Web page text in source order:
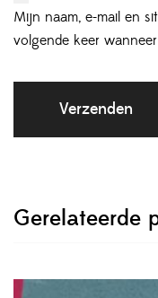
Mijn naam, e-mail en
volgende keer
Gerelateerde